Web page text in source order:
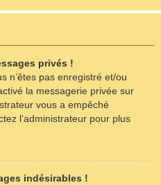
privés !
n’êtes pas enregistré et/ou
la messagerie privée sur
vous a empêché
l’administrateur pour plus
indésirables !